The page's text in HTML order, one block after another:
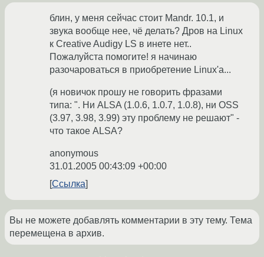
блин, у меня сейчас стоит Mandr. 10.1, и
звука вообще нее, чё делать? Дров на Linux
к Creative Audigy LS в инете нет..
Пожалуйста помогите! я начинаю
разочароваться в приобретение Linux'а...
(я новичок прошу не говорить фразами
типа: ". Ни ALSA (1.0.6, 1.0.7, 1.0.8), ни OSS
(3.97, 3.98, 3.99) эту проблему не решают" -
что такое ALSA?
anonymous
31.01.2005 00:43:09 +00:00
Ссылка
Вы не можете добавлять комментарии в эту тему. Тема
перемещена в архив.